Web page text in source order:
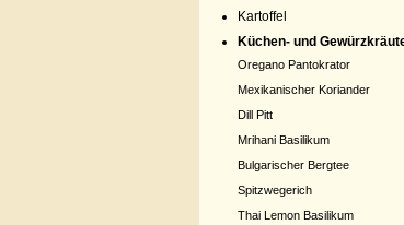
Kartoffel
Küchen- und
Oregano Pantokrator
Mexikanischer Koriander
Dill Pitt
Mrihani Basilikum
Bulgarischer Bergtee
Spitzwegerich
Thai Lemon Basilikum